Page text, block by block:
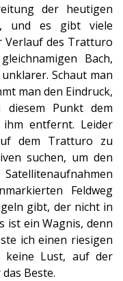
der heutigen
und es gibt viele
Verlauf des Tratturo
Bach,
Schaut man
man den Eindruck,
Punkt dem
entfernt. Leider
dem Tratturo zu
suchen, um den
Feldweg
gibt, der nicht in
ist ein Wagnis, denn
ich einen riesigen
keine Lust, auf der
Beste.